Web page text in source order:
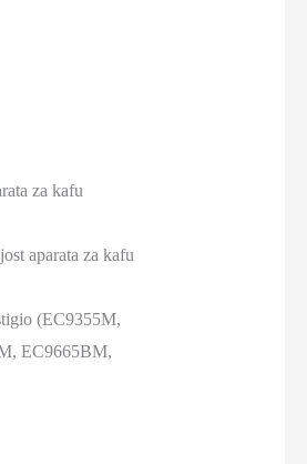
za kafu
aparata za kafu
(EC9355M,
EC9665BM,